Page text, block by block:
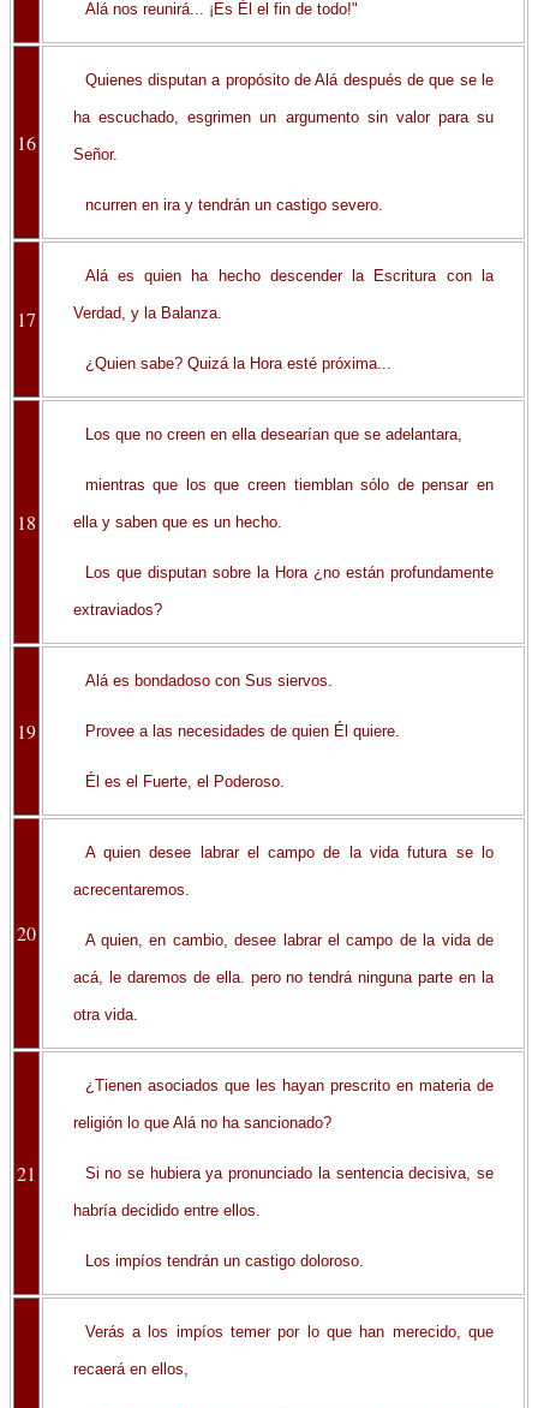
Alá nos reunirá... ¡Es Él el fin de todo!"
16
Quienes disputan a propósito de Alá después de que se le
ha escuchado, esgrimen un argumento sin valor para su
Señor.
ncurren en ira y tendrán un castigo severo.
17
Alá es quien ha hecho descender la Escritura con la
Verdad, y la Balanza.
¿Quien sabe? Quizá la Hora esté próxima...
18
Los que no creen en ella desearían que se adelantara,
mientras que los que creen tiemblan sólo de pensar en
ella y saben que es un hecho.
Los que disputan sobre la Hora ¿no están profundamente
extraviados?
19
Alá es bondadoso con Sus siervos.
Provee a las necesidades de quien Él quiere.
Él es el Fuerte, el Poderoso.
20
A quien desee labrar el campo de la vida futura se lo
acrecentaremos.
A quien, en cambio, desee labrar el campo de la vida de
acá, le daremos de ella. pero no tendrá ninguna parte en la
otra vida.
21
¿Tienen asociados que les hayan prescrito en materia de
religión lo que Alá no ha sancionado?
Si no se hubiera ya pronunciado la sentencia decisiva, se
habría decidido entre ellos.
Los impíos tendrán un castigo doloroso.
Verás a los impíos temer por lo que han merecido, que
recaerá en ellos,